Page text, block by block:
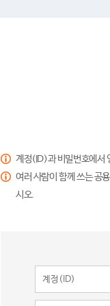
계정(ID)과 비밀번호에서
여러 사람이 함께 쓰는 공
시오.